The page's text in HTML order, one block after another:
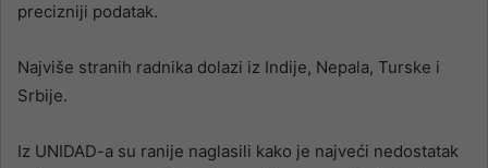
precizniji podatak.
Najviše stranih radnika dolazi iz Indije, Nepala, Turske i
Srbije.
Iz UNIDAD-a su ranije naglasili kako je najveći nedostatak